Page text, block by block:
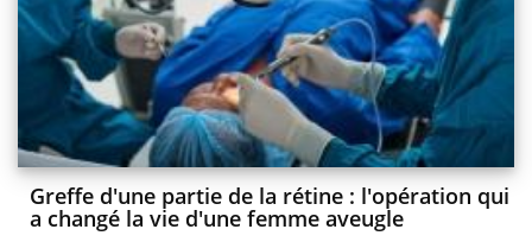
Greffe d'une partie de la rétine : l'opération qui
a changé la vie d'une femme aveugle